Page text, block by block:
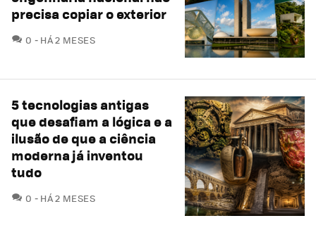
precisa copiar o exterior
0 COMENTÁRIOS
HÁ 2 MESES
5 tecnologias antigas
que desafiam a lógica e a
ilusão de que a ciência
moderna já inventou
tudo
0 COMENTÁRIOS
HÁ 2 MESES